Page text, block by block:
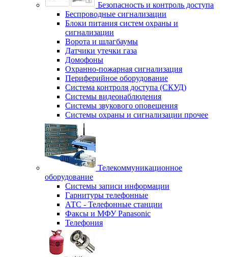
Безопасность и контроль доступа
Беспроводные сигнализации
Блоки питания систем охраны и
сигнализации
Ворота и шлагбаумы
Датчики утечки газа
Домофоны
Охранно-пожарная сигнализация
Периферийное оборудование
Система контроля доступа (СКУД)
Системы видеонаблюдения
Системы звукового оповещения
Системы охраны и сигнализации прочее
Телекоммуникационное
оборудование
Системы записи информации
Гарнитуры телефонные
АТС - Телефонные станции
Факсы и МФУ Panasonic
Телефония